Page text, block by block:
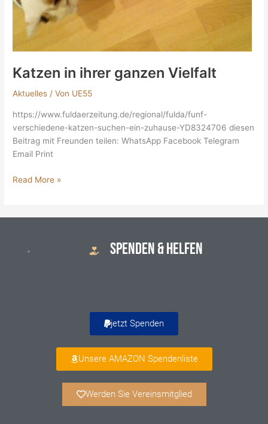
Katzen in ihrer ganzen Vielfalt
Aktuelles / Von UE55
https://www.fuldaerzeitung.de/regional/fulda/funf-
verschiedene-katzen-suchen-ein-zuhause-YD8324706 diesen
Beitrag mit Freunden teilen: WhatsApp Facebook Telegram
Email Print
Read More »
SPENDEN & HELFEN
jetzt Spenden
Unsere AMAZON Spendenliste
Werden Sie Vereinsmitglied